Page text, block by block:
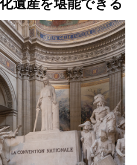
化遺産を堪能できる